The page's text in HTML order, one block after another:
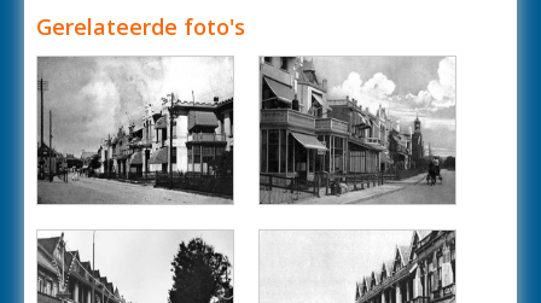
Gerelateerde foto's